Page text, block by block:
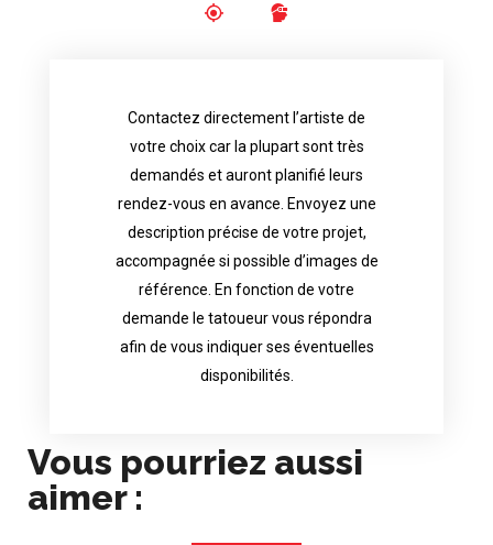
Contactez directement l’artiste de
votre choix car la plupart sont très
demandés et auront planifié leurs
rendez-vous en avance. Envoyez une
description précise de votre projet,
accompagnée si possible d’images de
référence. En fonction de votre
demande le tatoueur vous répondra
afin de vous indiquer ses éventuelles
disponibilités.
Contact directly the artist of your
choice because most are in great
appointments in advance. Send an
accurate description of your project, if
possible attached with reference
images. Depending your request, the
tattoo artist will answer to tell you his
Vous pourriez aussi
aimer :